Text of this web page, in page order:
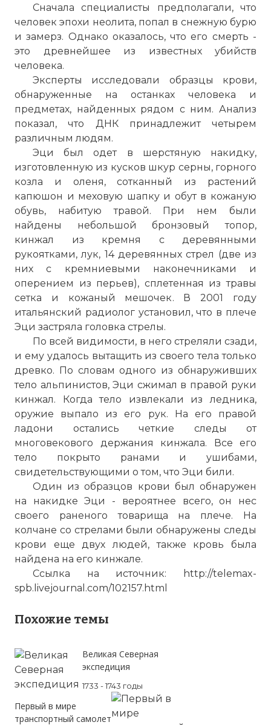
Сначала специалисты предполагали, что
человек эпохи неолита, попал в снежную бурю
и замерз. Однако оказалось, что его смерть -
это древнейшее из известных убийств
человека.
Эксперты исследовали образцы крови,
обнаруженные на останках человека и
предметах, найденных рядом с ним. Анализ
показал, что ДНК принадлежит четырем
различным людям.
Эци был одет в шерстяную накидку,
изготовленную из кусков шкур серны, горного
козла и оленя, сотканный из растений
капюшон и меховую шапку и обут в кожаную
обувь, набитую травой. При нем были
найдены небольшой бронзовый топор,
кинжал из кремня с деревянными
рукоятками, лук, 14 деревянных стрел (две из
них с кремниевыми наконечниками и
оперением из перьев), сплетенная из травы
сетка и кожаный мешочек. В 2001 году
итальянский радиолог установил, что в плече
Эци застряла головка стрелы.
По всей видимости, в него стреляли сзади,
и ему удалось вытащить из своего тела только
древко. По словам одного из обнаруживших
тело альпинистов, Эци сжимал в правой руки
кинжал. Когда тело извлекали из ледника,
оружие выпало из его рук. На его правой
ладони остались четкие следы от
многовекового держания кинжала. Все его
тело покрыто ранами и ушибами,
свидетельствующими о том, что Эци били.
Один из образцов крови был обнаружен
на накидке Эци - вероятнее всего, он нес
своего раненого товарища на плече. На
колчане со стрелами были обнаружены следы
крови еще двух людей, также кровь была
найдена на его кинжале.
Ссылка на источник: http://telemax-
spb.livejournal.com/102157.html
Похожие темы
Великая Северная
экспедиция
1733 - 1743 годы
Первый в мире
транспортный самолет